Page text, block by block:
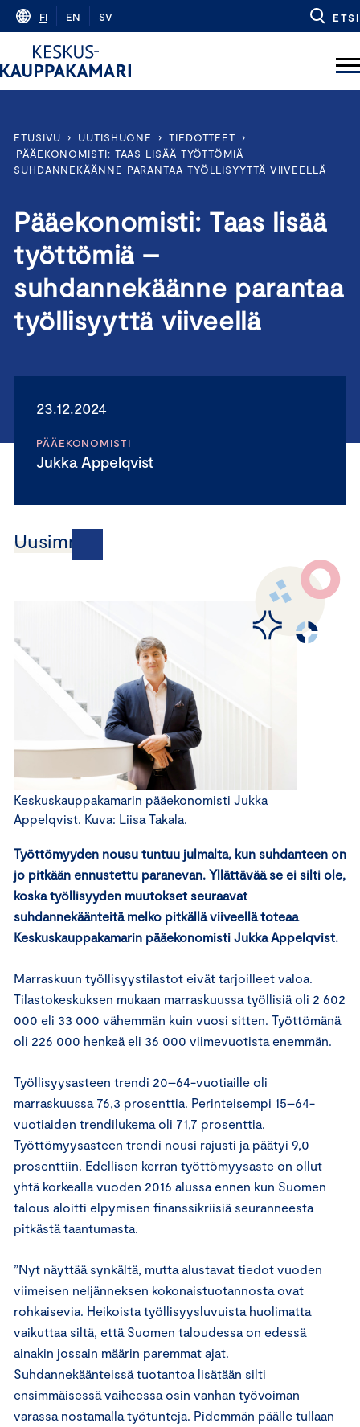
Skip
content
FI EN SV ETSI
ETUSIVU › UUTISHUONE › TIEDOTTEET
›
PÄÄEKONOMISTI: TAAS LISÄÄ TYÖTTÖMIÄ –
SUHDANNEKÄÄNNE PARANTAA TYÖLLISYYTTÄ VIIVEELLÄ
Pääekonomisti: Taas lisää
työttömiä –
suhdannekäänne parantaa
työllisyyttä viiveellä
23.12.2024
PÄÄEKONOMISTI
Jukka Appelqvist
Uusimmat
Keskuskauppakamarin pääekonomisti Jukka
Appelqvist. Kuva: Liisa Takala.
Työttömyyden nousu tuntuu julmalta, kun suhdanteen on
jo pitkään ennustettu paranevan. Yllättävää se ei silti ole,
koska työllisyyden muutokset seuraavat
suhdannekäänteitä melko pitkällä viiveellä toteaa
Keskuskauppakamarin pääekonomisti Jukka Appelqvist.
Marraskuun työllisyystilastot eivät tarjoilleet valoa.
Tilastokeskuksen mukaan marraskuussa työllisiä oli 2 602
000 eli 33 000 vähemmän kuin vuosi sitten. Työttömänä
oli 226 000 henkeä eli 36 000 viimevuotista enemmän.
Työllisyysasteen trendi 20–64-vuotiaille oli
marraskuussa 76,3 prosenttia. Perinteisempi 15–64-
vuotiaiden trendilukema oli 71,7 prosenttia.
Työttömyysasteen trendi nousi rajusti ja päätyi 9,0
prosenttiin. Edellisen kerran työttömyysaste on ollut
yhtä korkealla vuoden 2016 alussa ennen kun Suomen
talous aloitti elpymisen finanssikriisiä seuranneesta
pitkästä taantumasta.
”Nyt näyttää synkältä, mutta alustavat tiedot vuoden
viimeisen neljänneksen kokonaistuotannosta ovat
rohkaisevia. Heikoista työllisyysluvuista huolimatta
vaikuttaa siltä, että Suomen taloudessa on edessä
ainakin jossain määrin paremmat ajat.
Suhdannekäänteissä tuotantoa lisätään silti
ensimmäisessä vaiheessa osin vanhan työvoiman
varassa nostamalla työtunteja. Pidemmän päälle tullaan